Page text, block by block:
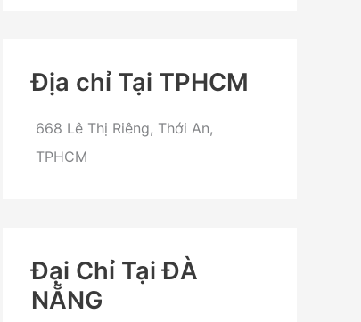
Địa chỉ Tại TPHCM
668 Lê Thị Riêng, Thới An,
TPHCM
Đại Chỉ Tại ĐÀ
NẴNG